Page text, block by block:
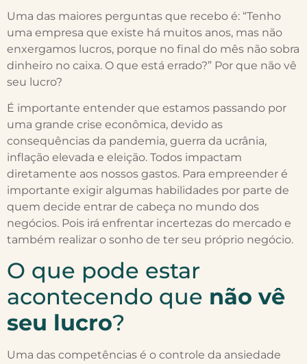
Uma das maiores perguntas que recebo é: “Tenho
uma empresa que existe há muitos anos, mas não
enxergamos lucros, porque no final do mês não sobra
dinheiro no caixa. O que está errado?” Por que não vê
seu lucro?
É importante entender que estamos passando por
uma grande crise econômica, devido as
consequências da pandemia, guerra da ucrânia,
inflação elevada e eleição. Todos impactam
diretamente aos nossos gastos. Para empreender é
importante exigir algumas habilidades por parte de
quem decide entrar de cabeça no mundo dos
negócios. Pois irá enfrentar incertezas do mercado e
também realizar o sonho de ter seu próprio negócio.
O que pode estar
acontecendo que não vê
seu lucro?
Uma das competências é o controle da ansiedade